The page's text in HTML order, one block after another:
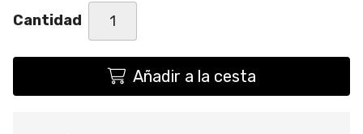
Cantidad
Añadir a la cesta